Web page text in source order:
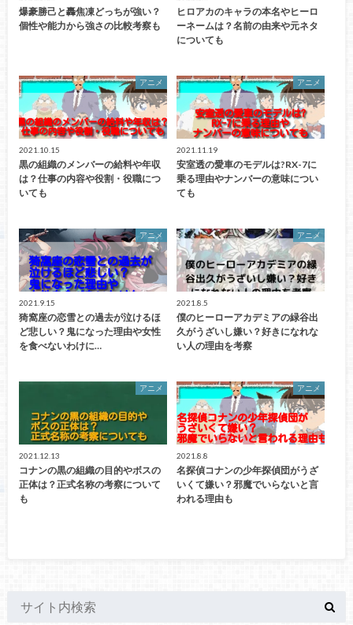
爆豪勝己と轟焦凍どっちが強い？
個性や能力から強さの比較考察も
ヒロアカのキャラの本名やヒーロ
ーネームは？名前の由来や元ネタ
についても
アニメ
2021.10.15
黒の組織のメンバーの給料や年収
は？仕事の内容や役割・役職につ
いても
アニメ
2021.11.19
安室透の愛車のモデルは?RX-7に
乗る理由やナンバーの意味につい
ても
アニメ
2021.9.15
猗窩座の恋雪との過去が泣けるほ
ど悲しい？鬼になった理由や女性
を食べないわけに…
アニメ
2021.8.5
僕のヒーローアカデミアの緑谷出
久がうざいし嫌い？好きになれな
い人の理由を考察
アニメ
2021.12.13
コナンの黒の組織の目的やボスの
正体は？正式名称の考察について
も
アニメ
2021.8.8
名探偵コナンの少年探偵団がうざ
いくて嫌い？邪魔でいらないと言
われる理由も